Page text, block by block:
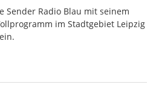
Sender Radio Blau mit seinem
im Stadtgebiet Leipzig